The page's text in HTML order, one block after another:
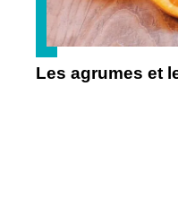
Les agrumes et